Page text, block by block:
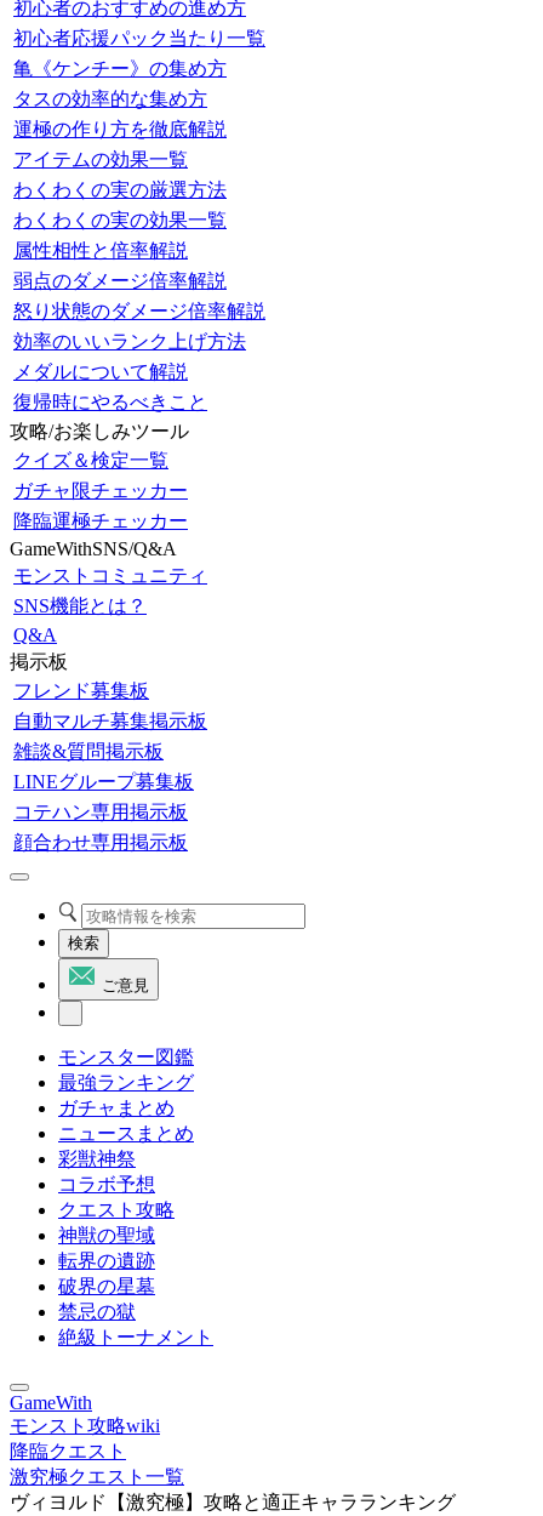
初心者のおすすめの進め方
初心者応援パック当たり一覧
亀《ケンチー》の集め方
タスの効率的な集め方
運極の作り方を徹底解説
アイテムの効果一覧
わくわくの実の厳選方法
わくわくの実の効果一覧
属性相性と倍率解説
弱点のダメージ倍率解説
怒り状態のダメージ倍率解説
効率のいいランク上げ方法
メダルについて解説
復帰時にやるべきこと
攻略/お楽しみツール
クイズ＆検定一覧
ガチャ限チェッカー
降臨運極チェッカー
GameWithSNS/Q&A
モンストコミュニティ
SNS機能とは？
Q&A
掲示板
フレンド募集板
自動マルチ募集掲示板
雑談&質問掲示板
LINEグループ募集板
コテハン専用掲示板
顔合わせ専用掲示板
検索
ご意見
モンスター図鑑
最強ランキング
ガチャまとめ
ニュースまとめ
彩獣神祭
コラボ予想
クエスト攻略
神獣の聖域
転界の遺跡
破界の星墓
禁忌の獄
絶級トーナメント
GameWith
モンスト攻略wiki
降臨クエスト
激究極クエスト一覧
ヴィヨルド【激究極】攻略と適正キャラランキング